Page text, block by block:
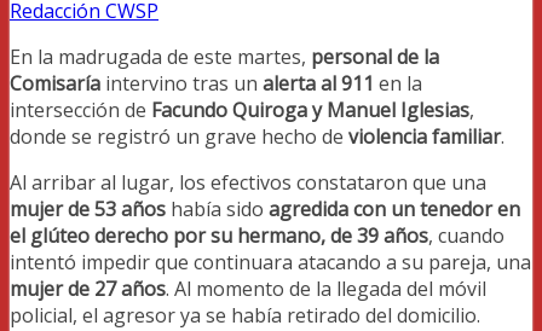
Redacción CWSP
En la madrugada de este martes, personal de la
Comisaría intervino tras un alerta al 911 en la
intersección de Facundo Quiroga y Manuel Iglesias,
donde se registró un grave hecho de violencia familiar.
Al arribar al lugar, los efectivos constataron que una
mujer de 53 años había sido agredida con un tenedor en
el glúteo derecho por su hermano, de 39 años, cuando
intentó impedir que continuara atacando a su pareja, una
mujer de 27 años. Al momento de la llegada del móvil
policial, el agresor ya se había retirado del domicilio.